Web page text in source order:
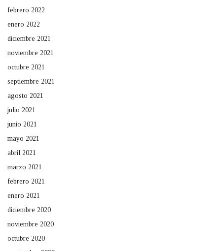
febrero 2022
enero 2022
diciembre 2021
noviembre 2021
octubre 2021
septiembre 2021
agosto 2021
julio 2021
junio 2021
mayo 2021
abril 2021
marzo 2021
febrero 2021
enero 2021
diciembre 2020
noviembre 2020
octubre 2020